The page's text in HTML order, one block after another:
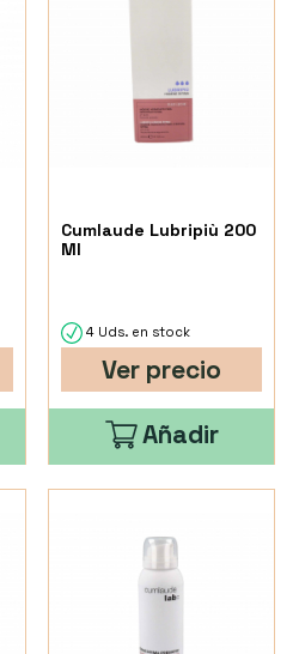
Cumlaude Lubripiù 200
Ml
4 Uds. en stock
Ver precio
Añadir